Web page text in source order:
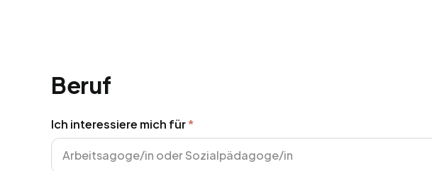
Beruf
Ich interessiere mich für*
Pflichtfeld
Arbeitsagoge/in oder Sozialpädagoge/in